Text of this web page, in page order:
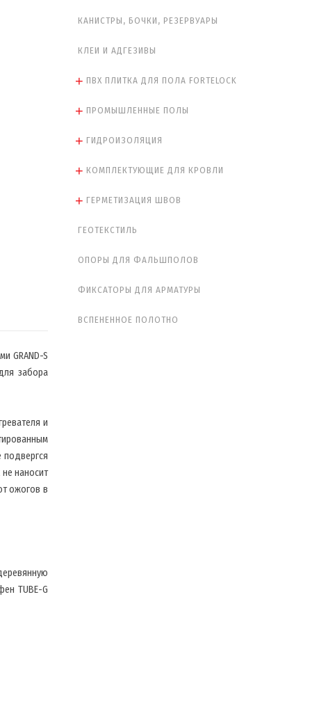
GRAND-S
забора
и
подвергся
наносит
ожогов в
TUBE-G
КАНИСТРЫ, БОЧКИ, РЕЗЕРВУАРЫ
КЛЕИ И АДГЕЗИВЫ
ПВХ ПЛИТКА ДЛЯ ПОЛА FORTELOCK
ПРОМЫШЛЕННЫЕ ПОЛЫ
ГИДРОИЗОЛЯЦИЯ
КОМПЛЕКТУЮЩИЕ ДЛЯ КРОВЛИ
ГЕРМЕТИЗАЦИЯ ШВОВ
ГЕОТЕКСТИЛЬ
ОПОРЫ ДЛЯ ФАЛЬШПОЛОВ
ФИКСАТОРЫ ДЛЯ АРМАТУРЫ
ВСПЕНЕННОЕ ПОЛОТНО